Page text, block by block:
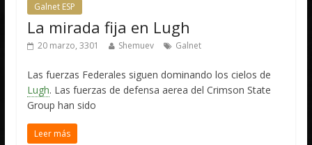
Galnet ESP
La mirada fija en Lugh
20 marzo, 3301 Shemuev Galnet
Las fuerzas Federales siguen dominando los cielos de
Lugh. Las fuerzas de defensa aerea del Crimson State
Group han sido
Leer más